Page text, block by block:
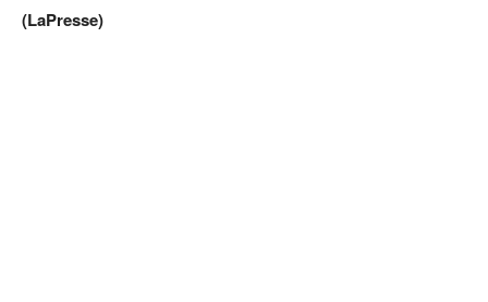
(LaPresse)